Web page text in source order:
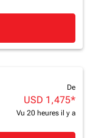
De
USD 1,475*
Vu 20 heures il y a